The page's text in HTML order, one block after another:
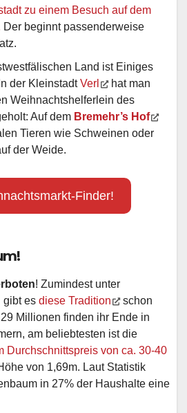
zu einem Besuch auf dem
Der beginnt passenderweise
Land ist Einiges
der KleinstadtVerl
hat man
Weihnachtshelferlein des
Auf dem Bremehr’s Hof
Tieren wie Schweinen oder
der Weide.
Finder!
! Zumindest unter
gibt es diese Tradition
schon
Millionen finden ihr Ende in
am beliebtesten ist die
Durchschnittspreis von ca. 30-40
von 1,69m. Laut Statistik
in 27% der Haushalte eine